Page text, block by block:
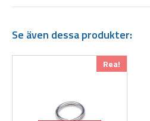
Se även dessa produkter:
Rea!
har
flera